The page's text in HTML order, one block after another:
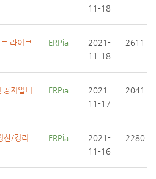
11-18
라이브
ERPia
2021-
11-18
2611
지입니
ERPia
2021-
11-17
2041
산/경리
ERPia
2021-
11-16
2280